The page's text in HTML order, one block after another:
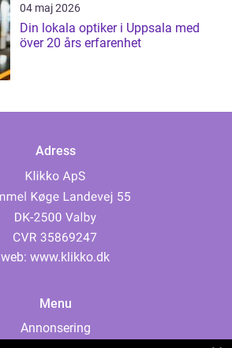
04 maj 2026
Din lokala optiker i Uppsala med
över 20 års erfarenhet
Adress
web: www.klikko.dk
Menu
Annonsering